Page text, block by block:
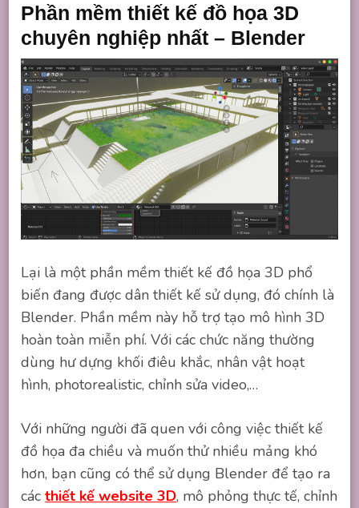
Phần mềm thiết kế đồ họa 3D
chuyên nghiệp nhất – Blender
Lại là một phần mềm thiết kế đồ họa 3D phổ
biến đang được dân thiết kế sử dụng, đó chính là
Blender. Phần mềm này hỗ trợ tạo mô hình 3D
hoàn toàn miễn phí. Với các chức năng thường
dùng hư dựng khối điêu khắc, nhân vật hoạt
hình, photorealistic, chỉnh sửa video,…
Với những người đã quen với công việc thiết kế
đồ họa đa chiều và muốn thử nhiều mảng khó
hơn, bạn cũng có thể sử dụng Blender để tạo ra
cácthiết kế website 3D, mô phỏng thực tế, chỉnh